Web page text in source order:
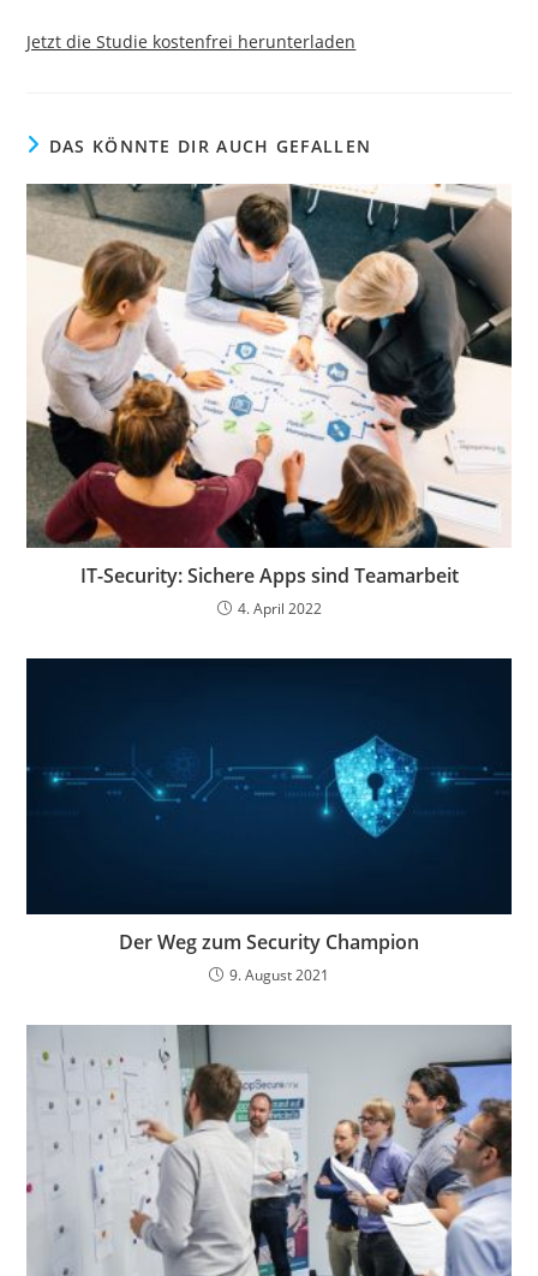
Jetzt die Studie kostenfrei herunterladen
DAS KÖNNTE DIR AUCH GEFALLEN
IT-Security: Sichere Apps sind Teamarbeit
4. April 2022
Der Weg zum Security Champion
9. August 2021